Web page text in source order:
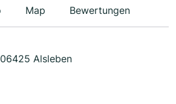
Map Bewertungen
Alsleben